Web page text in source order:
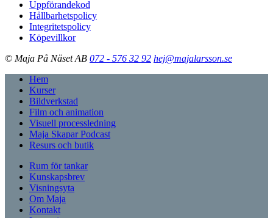
Uppförandekod
Hållbarhetspolicy
Integritetspolicy
Köpevillkor
© Maja På Näset AB 072 - 576 32 92 hej@majalarsson.se
Hem
Kurser
Bildverkstad
Film och animation
Visuell processledning
Maja Skapar Podcast
Resurs och butik
Rum för tankar
Kunskapsbrev
Visningsyta
Om Maja
Kontakt